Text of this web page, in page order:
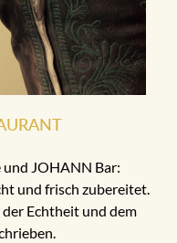
und JOHANN Bar:
und frisch zubereitet.
Echtheit und dem